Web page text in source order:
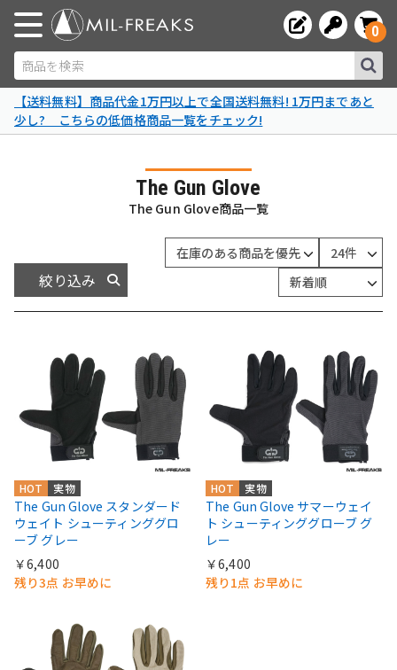
商品を検索
0
【送料無料】商品代金1万円以上で全国送料無料! 1万円まであと
少し? こちらの低価格商品一覧をチェック!
The Gun Glove
The Gun Glove商品一覧
絞り込み
HOT 実物
The Gun Glove スタンダード
ウェイト シューティンググロ
ーブ グレー
￥6,400
残り3点 お早めに
HOT 実物
The Gun Glove サマーウェイ
ト シューティンググローブ グ
レー
￥6,400
残り1点 お早めに